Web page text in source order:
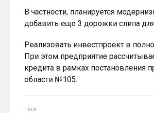
В частности, планируется
добавить еще 3 дорожки слипа
Реализовать инвестпроект в
При этом предприятие
кредита в рамках постановления
области №105.
Теги